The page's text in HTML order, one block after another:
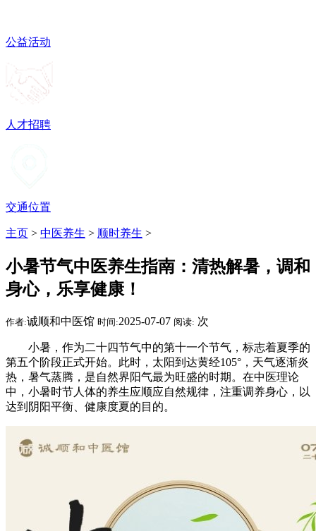
公益活动
人才招聘
交通位置
主页 > 中医养生 > 顺时养生 >
小暑节气中医养生指南：清热解暑，调和
身心，乐享健康！
作者:诚顺和中医馆 时间:2025-07-07 阅读: 次
小暑，作为二十四节气中的第十一个节气，标志着夏季的
第五个阶段正式开始。此时，太阳到达黄经105°，天气逐渐炎
热，暑气蒸腾，是自然界阳气最为旺盛的时期。在中医理论
中，小暑时节人体的养生应顺应自然规律，注重调养身心，以
达到阴阳平衡、健康度夏的目的。